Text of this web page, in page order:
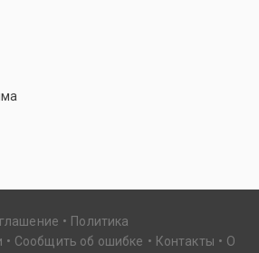
Политика
Сообщить об ошибке Контакты О